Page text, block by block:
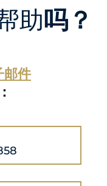
助吗？
邮件